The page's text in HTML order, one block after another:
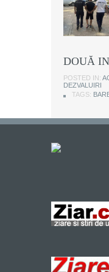
DOUĂ
POSTED IN:
DEZVALUIRI
TAGS: